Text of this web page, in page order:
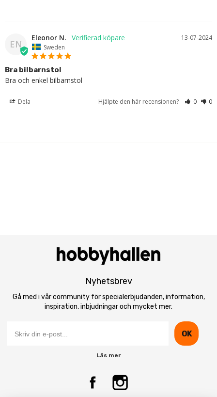
EN
13-07-2024
Eleonor N.
Sweden
Bra bilbarnstol
Bra och enkel bilbarnstol
Dela Hjälpte den här recensionen? 0 0
Nyhetsbrev
Gå med i vår community för specialerbjudanden, information,
inspiration, inbjudningar och mycket mer.
OK
Läs mer